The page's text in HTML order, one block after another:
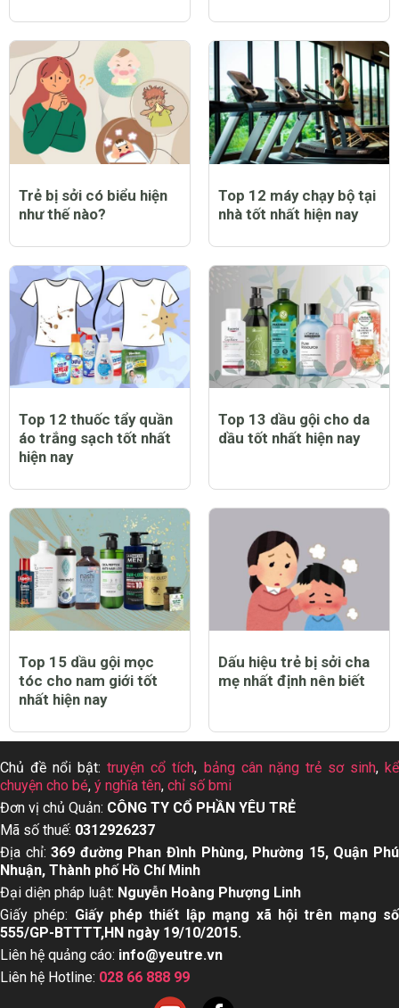
Trẻ bị sởi có biểu hiện
như thế nào?
Top 12 máy chạy bộ tại
nhà tốt nhất hiện nay
Top 12 thuốc tẩy quần
áo trắng sạch tốt nhất
hiện nay
Top 13 dầu gội cho da
dầu tốt nhất hiện nay
Top 15 dầu gội mọc
tóc cho nam giới tốt
nhất hiện nay
Dấu hiệu trẻ bị sởi cha
mẹ nhất định nên biết
Chủ đề nổi bật:truyện cổ tích, bảng cân nặng trẻ sơ sinh, kể
chuyện cho bé, ý nghĩa tên, chỉ số bmi
Đơn vị chủ Quản: CÔNG TY CỔ PHẦN YÊU TRẺ
Mã số thuế: 0312926237
Địa chỉ:369 đường Phan Đình Phùng, Phường 15, Quận Phú
Nhuận, Thành phố Hồ Chí Minh
Đại diện pháp luật: Nguyễn Hoàng Phượng Linh
Giấy phép: Giấy phép thiết lập mạng xã hội trên mạng số
555/GP-BTTTT,HN ngày 19/10/2015.
Liên hệ quảng cáo: info@yeutre.vn
Liên hệ Hotline: 028 66 888 99